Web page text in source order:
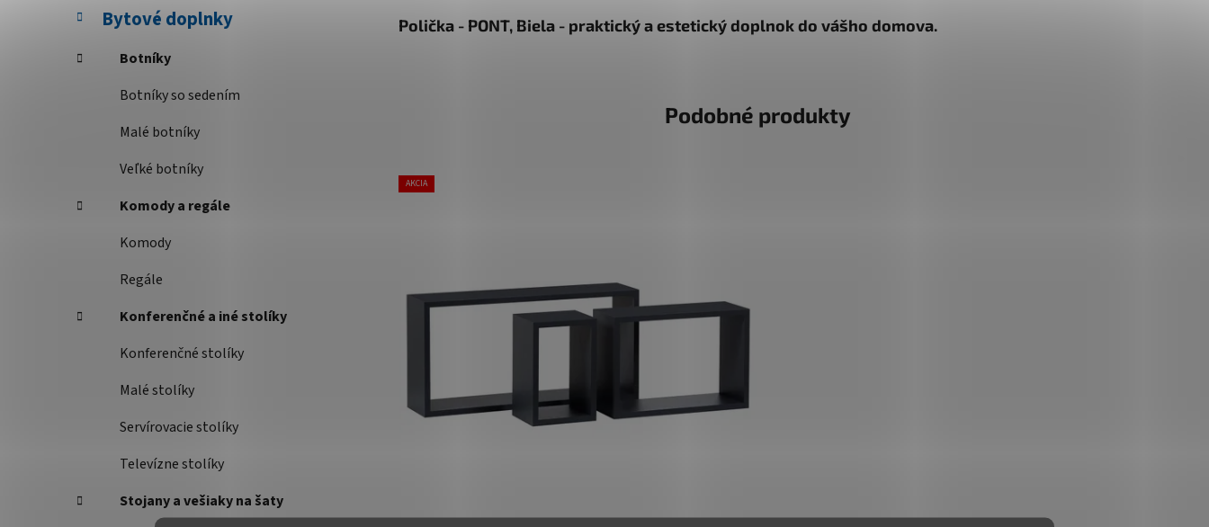
Bytové doplnky
Botníky
Botníky so sedením
Malé botníky
Veľké botníky
Komody a regále
Komody
Regále
Konferenčné a iné stolíky
Konferenčné stolíky
Malé stolíky
Servírovacie stolíky
Televízne stolíky
Stojany a vešiaky na šaty
Polička - PONT, Biela - praktický a estetický doplnok do vášho domova.
Podobné produkty
AKCIA